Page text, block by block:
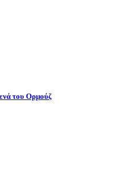
του Ορμούζ